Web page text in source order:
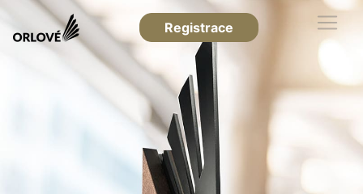
Registrace